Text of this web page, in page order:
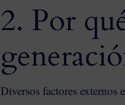
2. Por
Diversos factores externos